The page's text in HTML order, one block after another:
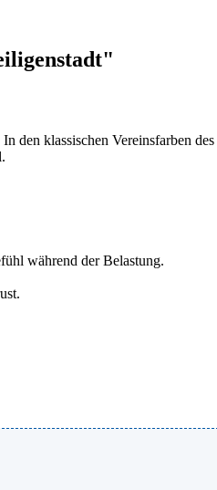
den klassischen Vereinsfarben des
während der Belastung.